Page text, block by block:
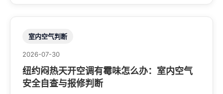
室内空气判断
2026-07-30
纽约闷热天开空调有霉味怎么办：室内空气
安全自查与报修判断